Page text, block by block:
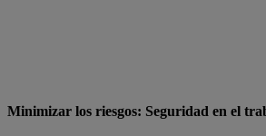
Minimizar los riesgos: Seguridad en el